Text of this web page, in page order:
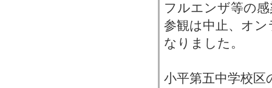
フルエンザ等の
参観は中止、オ
なりました。
小平第五中学校